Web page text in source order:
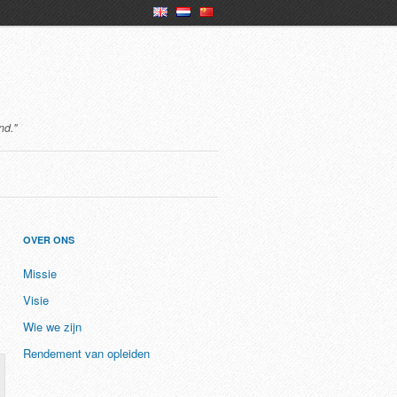
en
OVER ONS
Missie
Visie
Wie we zijn
Rendement van opleiden